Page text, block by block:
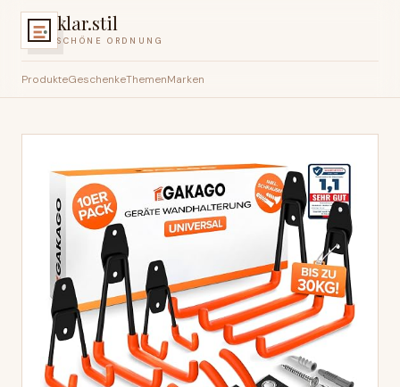
klar.stil
SCHÖNE ORDNUNG
ProdukteGeschenkeThemenMarken